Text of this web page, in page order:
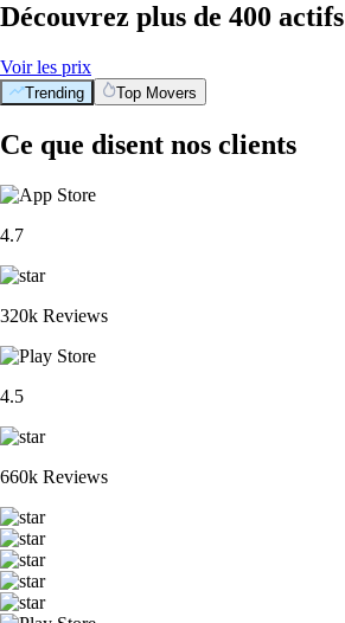
Découvrez plus de 400 actifs
Voir les prix
Trending Top Movers
Ce que disent nos clients
4.7
320k Reviews
4.5
660k Reviews